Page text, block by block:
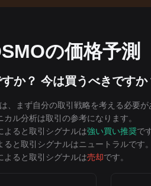
の価格予測
か？ 今は買うべきです
、まず自分の取引戦略を考える必要
ル分析は取引の参考になります。
よると取引シグナルは強い買い推奨で
ると取引シグナルは ニュートラルです。
よると取引シグナルは売却です。